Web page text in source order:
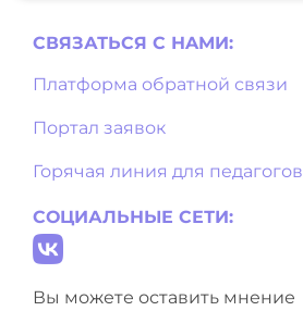
СВЯЗАТЬСЯ С НAМИ:
Платформа обратной связи
Портал заявок
Горячая линия для педагогов
СОЦИАЛЬНЫЕ СЕТИ:
Вы можете оставить мнение